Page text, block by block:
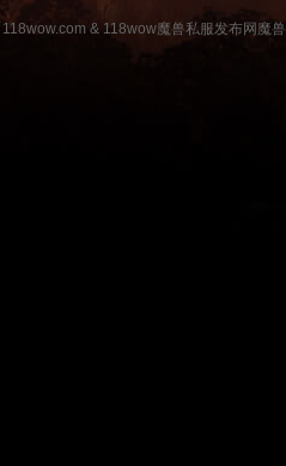
& 118wow魔兽私服发布网魔